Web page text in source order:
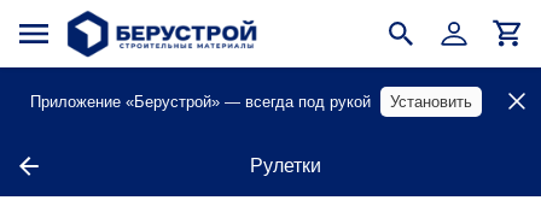
Приложение «Берустрой» — всегда под рукой Установить
Рулетки